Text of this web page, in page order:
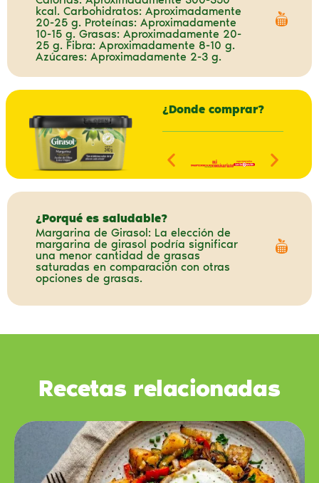
kcal. Carbohidratos: Aproximadamente
20-25 g. Proteínas: Aproximadamente
10-15 g. Grasas: Aproximadamente 20-
25 g. Fibra: Aproximadamente 8-10 g.
Azúcares: Aproximadamente 2-3 g.
¿Donde comprar?
¿Porqué es saludable?
Margarina de Girasol: La elección de
margarina de girasol podría significar
una menor cantidad de grasas
saturadas en comparación con otras
opciones de grasas.
Recetas relacionadas